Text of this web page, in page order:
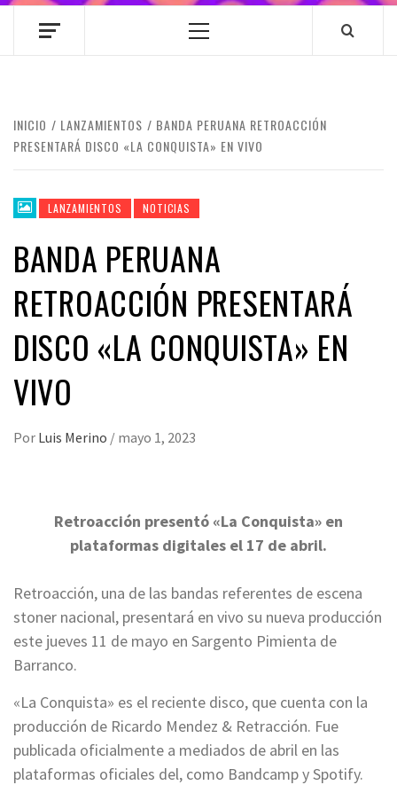
Menú
INICIO LANZAMIENTOS
BANDA PERUANA RETROACCIÓN
PRESENTARÁ DISCO «LA CONQUISTA» EN VIVO
LANZAMIENTOS NOTICIAS
BANDA PERUANA
RETROACCIÓN PRESENTARÁ
DISCO «LA CONQUISTA» EN
VIVO
Por Luis Merino / mayo 1, 2023
Retroacción presentó «La Conquista» en
plataformas digitales el 17 de abril.
Retroacción, una de las bandas referentes de escena
stoner nacional, presentará en vivo su nueva producción
este jueves 11 de mayo en Sargento Pimienta de
Barranco.
«La Conquista» es el reciente disco, que cuenta con la
producción de Ricardo Mendez & Retracción. Fue
publicada oficialmente a mediados de abril en las
plataformas oficiales del, como Bandcamp y Spotify.